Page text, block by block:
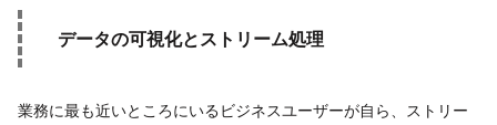
データの可視化とストリーム処理
業務に最も近いところにいるビジネスユーザーが自ら、ストリー